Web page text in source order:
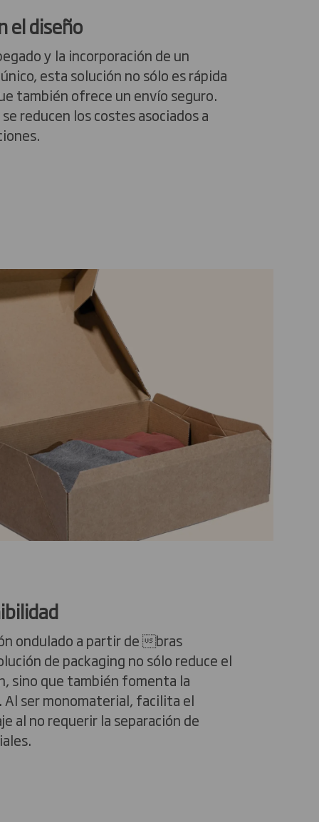
el diseño
y la incorporación de un
esta solución no sólo es rápida
también ofrece un envío seguro.
reducen los costes asociados a
ondulado a partir de bras
de packaging no sólo reduce el
sino que también fomenta la
Al ser monomaterial, facilita el
al no requerir la separación de